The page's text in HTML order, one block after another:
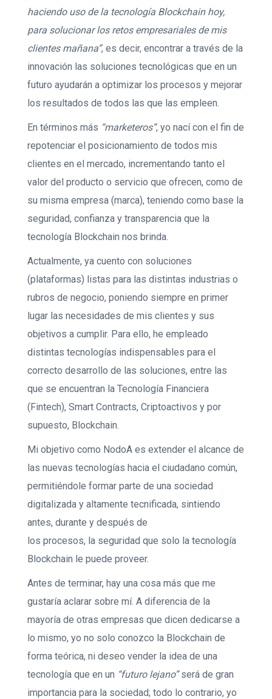
haciendo uso de la tecnología Blockchain hoy,
para solucionar los retos empresariales de mis
clientes mañana”, es decir, encontrar a través de la
innovación las soluciones tecnológicas que en un
futuro ayudarán a optimizar los procesos y mejorar
los resultados de todos las que las empleen.
En términos más “marketeros”, yo nací con el fin de
repotenciar el posicionamiento de todos mis
clientes en el mercado, incrementando tanto el
valor del producto o servicio que ofrecen, como de
su misma empresa (marca), teniendo como base la
seguridad, confianza y transparencia que la
tecnología Blockchain nos brinda.
Actualmente, ya cuento con soluciones
(plataformas) listas para las distintas industrias o
rubros de negocio, poniendo siempre en primer
lugar las necesidades de mis clientes y sus
objetivos a cumplir. Para ello, he empleado
distintas tecnologías indispensables para el
correcto desarrollo de las soluciones, entre las
que se encuentran la Tecnología Financiera
(Fintech), Smart Contracts, Criptoactivos y por
supuesto, Blockchain.
Mi objetivo como NodoA es extender el alcance de
las nuevas tecnologías hacia el ciudadano común,
permitiéndole formar parte de una sociedad
digitalizada y altamente tecnificada, sintiendo
antes, durante y después de
los procesos, la seguridad que solo la tecnología
Blockchain le puede proveer.
Antes de terminar, hay una cosa más que me
gustaría aclarar sobre mí. A diferencia de la
mayoría de otras empresas que dicen dedicarse a
lo mismo, yo no solo conozco la Blockchain de
forma teórica, ni deseo vender la idea de una
tecnología que en un “futuro lejano”será de gran
importancia para la sociedad; todo lo contrario, yo